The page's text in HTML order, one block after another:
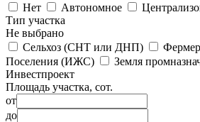
Нет
Автономное
Тип участка
Не выбрано
Сельхоз (СНТ или ДНП)
Поселения (ИЖС)
Земля
Инвестпроект
Площадь участка, сот.
от
до